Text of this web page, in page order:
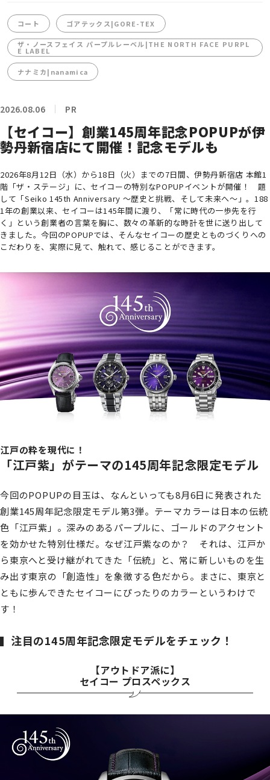
コート ゴアテックス|GORE-TEX
ザ・ノースフェイス パープルレーベル|THE NORTH FACE PURPL
E LABEL
ナナミカ|nanamica
2026.08.06 PR
【セイコー】創業145周年記念POPUPが伊
勢丹新宿店にて開催！記念モデルも
2026年8月12日（水）から18日（火）までの7日間、伊勢丹新宿店 本館1
階「ザ・ステージ」に、セイコーの特別なPOPUPイベントが開催！ 題
して「Seiko 145th Anniversary ～歴史と挑戦、そして未来へ～」。188
1年の創業以来、セイコーは145年間に渡り、「常に時代の一歩先を行
く」という創業者の言葉を胸に、数々の革新的な時計を世に送り出して
きました。今回のPOPUPでは、そんなセイコーの歴史とものづくりへの
こだわりを、実際に見て、触れて、感じることができます。
江戸の粋を現代に！
「江戸紫」がテーマの145周年記念限定モデル
今回のPOPUPの目玉は、なんといっても8月6日に発表された
創業145周年記念限定モデル第3弾。テーマカラーは日本の伝統
色「江戸紫」。深みのあるパープルに、ゴールドのアクセント
を効かせた特別仕様だ。なぜ江戸紫なのか？ それは、江戸か
ら東京へと受け継がれてきた「伝統」と、常に新しいものを生
み出す東京の「創造性」を象徴する色だから。まさに、東京と
ともに歩んできたセイコーにぴったりのカラーというわけで
す！
注目の145周年記念限定モデルをチェック！
【アウトドア派に】
セイコー プロスペックス